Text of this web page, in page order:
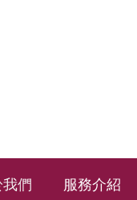
們 服務介紹